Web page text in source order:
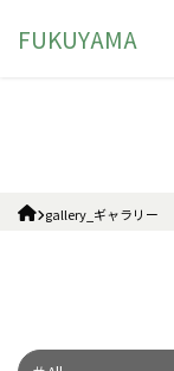
FUKUYAMA
gallery_ギャラリー